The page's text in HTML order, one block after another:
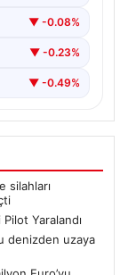
▼ -0.08%
▼ -0.23%
▼ -0.49%
silahları
Yaralandı
denizden uzaya